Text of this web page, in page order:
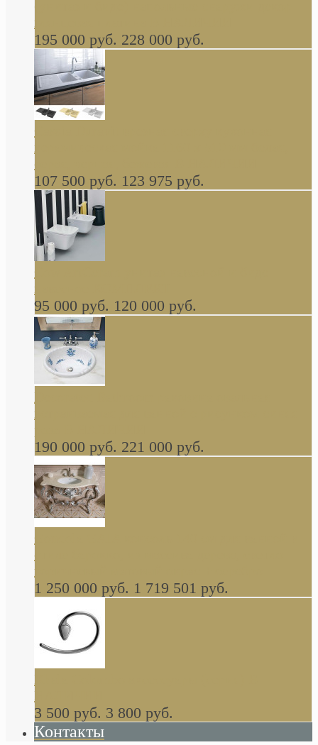
глянцевая платина В НАЛИЧИИ
195 000 руб. 228 000 руб.
керамическая мойка 1160 x 510 мм белая,
серая, черная, бежевая В НАЛИЧИИ
107 500 руб. 123 975 руб.
навесное КОМПЛЕКТ
95 000 руб. 120 000 руб.
Decorated Bathroom раковина овальная
встраиваемая для ванной с рисунком синяя
роза В НАЛИЧИИ
190 000 руб. 221 000 руб.
стиле барокко, из массива дерева, светло
коричневый матовый окрас + серебро
1 250 000 руб. 1 719 501 руб.
Khala Colombo аксессуары (серия) В
НАЛИЧИИ
3 500 руб. 3 800 руб.
Контакты